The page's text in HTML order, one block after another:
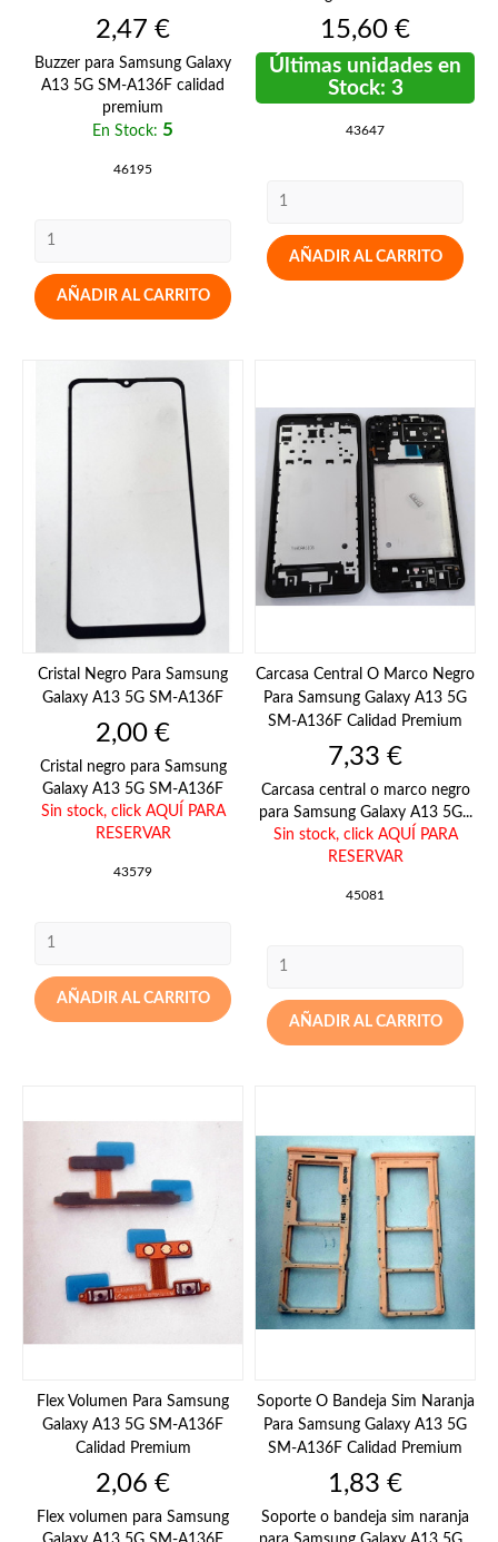
Precio
2,47 €
Buzzer para Samsung Galaxy
A13 5G SM-A136F calidad
premium
En Stock: 5
46195
AÑADIR AL CARRITO
Precio
15,60 €
Últimas unidades en
Stock: 3
43647
AÑADIR AL CARRITO
Cristal Negro Para Samsung
Galaxy A13 5G SM-A136F
Precio
2,00 €
Cristal negro para Samsung
Galaxy A13 5G SM-A136F
Sin stock, click AQUÍ PARA
RESERVAR
43579
AÑADIR AL CARRITO
Carcasa Central O Marco Negro
Para Samsung Galaxy A13 5G
SM-A136F Calidad Premium
Precio
7,33 €
Carcasa central o marco negro
para Samsung Galaxy A13 5G...
Sin stock, click AQUÍ PARA
RESERVAR
45081
AÑADIR AL CARRITO
Flex Volumen Para Samsung
Galaxy A13 5G SM-A136F
Calidad Premium
Precio
2,06 €
Flex volumen para Samsung
Soporte O Bandeja Sim Naranja
Para Samsung Galaxy A13 5G
SM-A136F Calidad Premium
Precio
1,83 €
Soporte o bandeja sim naranja